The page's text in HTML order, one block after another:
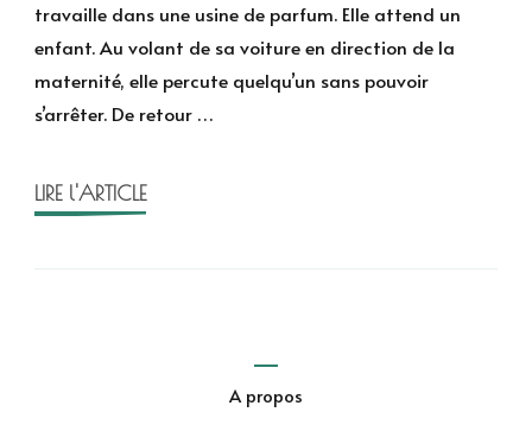
le
noir
de
Julien
travaille dans une usine de parfum. Elle attend un
enfant. Au volant de sa voiture en direction de la
maternité, elle percute quelqu’un sans pouvoir
s’arrêter. De retour …
LIRE l'ARTICLE
A propos